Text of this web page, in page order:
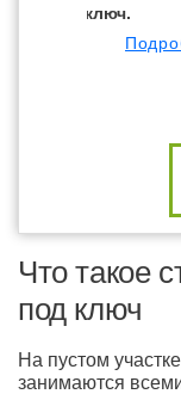
ключ.
Что такое
под ключ
На пустом
занимаются